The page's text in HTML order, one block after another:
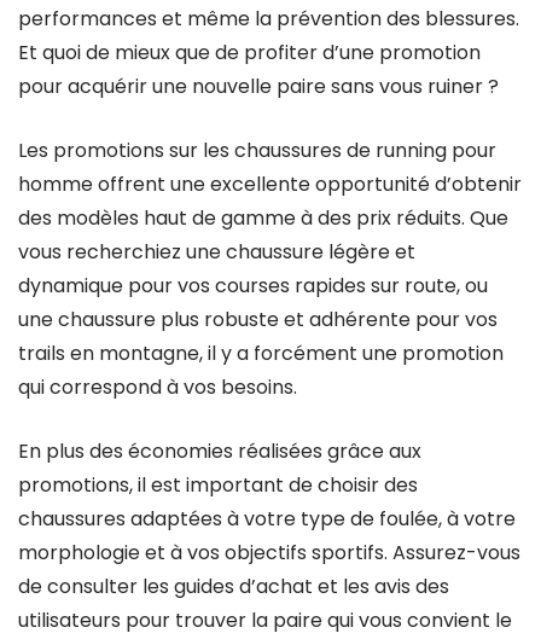
performances et même la prévention des blessures.
Et quoi de mieux que de profiter d’une promotion
pour acquérir une nouvelle paire sans vous ruiner ?
Les promotions sur les chaussures de running pour
homme offrent une excellente opportunité d’obtenir
des modèles haut de gamme à des prix réduits. Que
vous recherchiez une chaussure légère et
dynamique pour vos courses rapides sur route, ou
une chaussure plus robuste et adhérente pour vos
trails en montagne, il y a forcément une promotion
qui correspond à vos besoins.
En plus des économies réalisées grâce aux
promotions, il est important de choisir des
chaussures adaptées à votre type de foulée, à votre
morphologie et à vos objectifs sportifs. Assurez-vous
de consulter les guides d’achat et les avis des
utilisateurs pour trouver la paire qui vous convient le